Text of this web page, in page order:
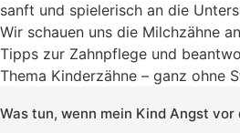
sanft und spielerisch an die
Wir schauen uns die Milchzähne
Tipps zur Zahnpflege und
Thema Kinderzähne – ganz ohne
Was tun, wenn mein Kind Angst vor